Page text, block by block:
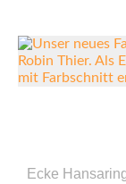
Ecke